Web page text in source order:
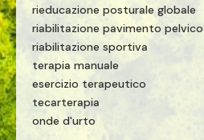
rieducazione posturale globale
riabilitazione pavimento pelvico
riabilitazione sportiva
terapia manuale
esercizio terapeutico
tecarterapia
onde d'urto